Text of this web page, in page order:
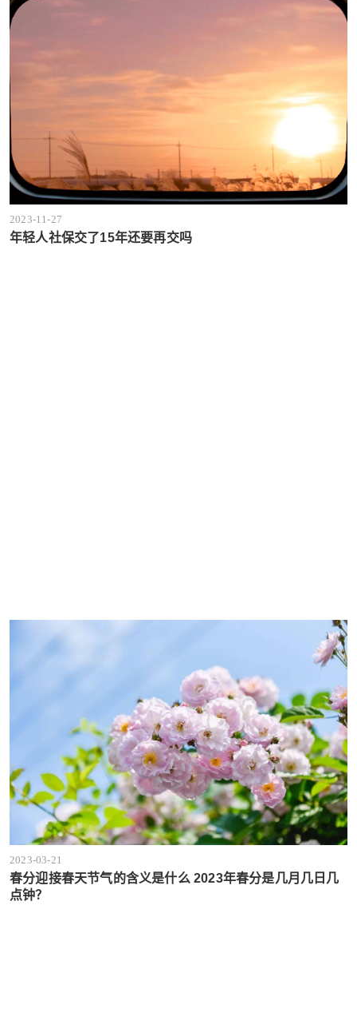
2023-11-27
年轻人社保交了15年还要再交吗
2023-03-21
春分迎接春天节气的含义是什么 2023年春分是几月几日几
点钟？